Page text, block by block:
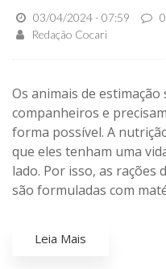
03/04/2024 - 07:59
Redação Cocari
Os animais de
companheiros e
forma possível. A
que eles tenham uma
lado. Por isso, as rações
são formuladas com
Leia Mais